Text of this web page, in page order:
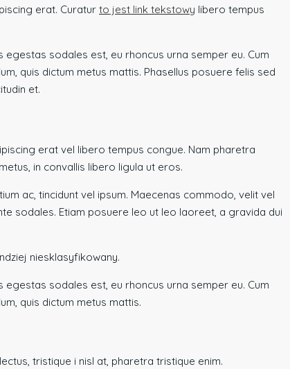
erat. Curatur to jest link tekstowy libero tempus
sodales est, eu rhoncus urna semper eu. Cum
quis dictum metus mattis. Phasellus posuere felis sed
et.
erat vel libero tempus congue. Nam pharetra
in convallis libero ligula ut eros.
ac, tincidunt vel ipsum. Maecenas commodo, velit vel
sodales. Etiam posuere leo ut leo laoreet, a gravida dui
niesklasyfikowany.
sodales est, eu rhoncus urna semper eu. Cum
quis dictum metus mattis.
tristique i nisl at, pharetra tristique enim.